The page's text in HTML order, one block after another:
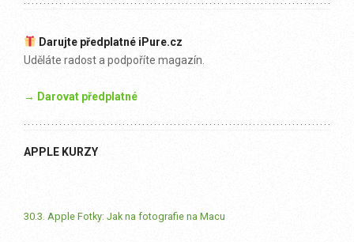
Darujte předplatné iPure.cz
Uděláte radost a podpoříte magazín.
→ Darovat předplatné
APPLE KURZY
30.3. Apple Fotky: Jak na fotografie na Macu